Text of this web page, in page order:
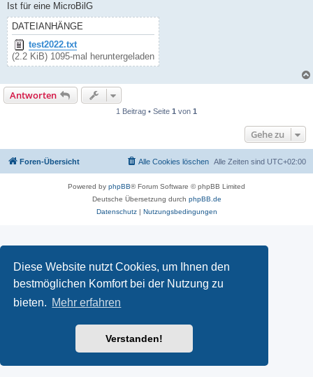
Diese Website nutzt Cookies, um Ihnen den
bestmöglichen Komfort bei der Nutzung zu
bieten. Mehr erfahren
Verstanden!
Ist für eine MicroBilG
DATEIANHÄNGE
test2022.txt
(2.2 KiB) 1095-mal heruntergeladen
Antworten
1 Beitrag • Seite 1 von 1
Gehe zu
Foren-Übersicht Alle Zeiten sind UTC+02:00
Alle Cookies löschen
Powered by phpBB® Forum Software © phpBB Limited
Deutsche Übersetzung durch phpBB.de
Datenschutz| Nutzungsbedingungen